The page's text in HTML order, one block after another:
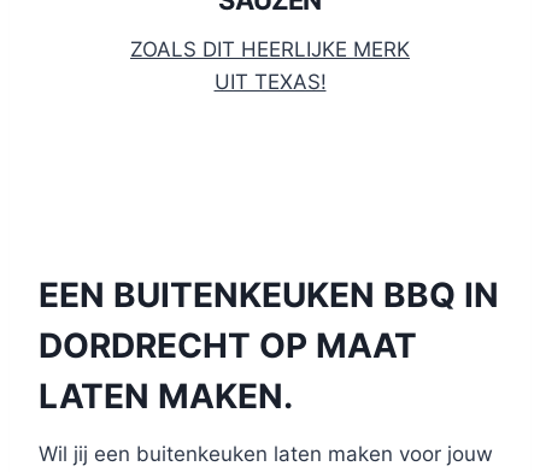
ZOALS DIT HEERLIJKE MERK
UIT TEXAS!
EEN BUITENKEUKEN BBQ IN
DORDRECHT OP MAAT
LATEN MAKEN.
Wil jij een buitenkeuken laten maken voor jouw